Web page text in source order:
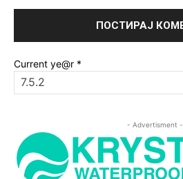
Current ye@r *
- Advertisment -